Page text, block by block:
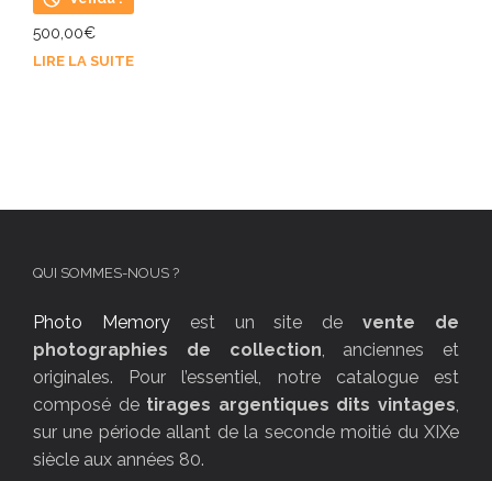
500,00€
LIRE LA SUITE
QUI SOMMES-NOUS ?
Photo Memoryest un site devente de
photographies de collection, anciennes et
originales. Pour l’essentiel, notre catalogue est
composé de tirages argentiques dits vintages,
sur une période allant de la seconde moitié du XIXe
siècle aux années 80.